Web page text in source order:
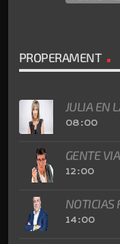
PROPERAMENT
JULIA EN
08:00
GENTE
12:00
NOTICIAS
14:00